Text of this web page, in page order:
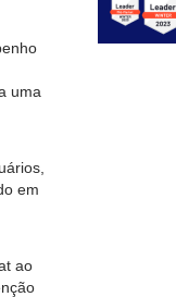
uma
em
ao